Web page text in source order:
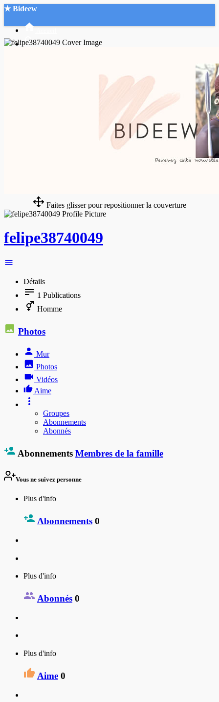
★ Bideew
Faites glisser pour repositionner la couverture
felipe38740049
Détails
1 Publications
Homme
Photos
Mur
Photos
Vidéos
Aime
Groupes
Abonnements
Abonnés
Abonnements Membres de la famille
Vous ne suivez personne
Plus d'info
Abonnements 0
Plus d'info
Abonnés 0
Plus d'info
Aime 0